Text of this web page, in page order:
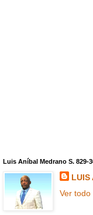
Luis Aníbal Medrano S. 829-
LUIS
Ver todo